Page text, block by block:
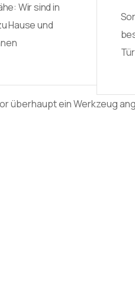
Wir sind in
Hause und
überhaupt ein Werkzeug